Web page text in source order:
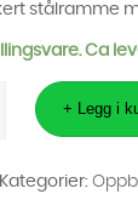
stålramme
Ca
+ Legg i
Kategorier: